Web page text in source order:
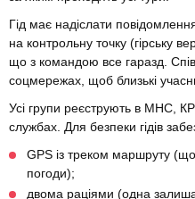
Гід має надіслати
на контрольну точку (гірську
що з командою все гаразд.
соцмережах, щоб близькі
Усі групи реєструють в МНС,
службах. Для безпеки гідів
GPS із треком маршруту
погоди);
двома раціями (одна